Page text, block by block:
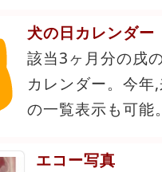
犬の日カレンダー
該当3ヶ月分の戌
カレンダー。今年
の一覧表示も可能。
エコー写真